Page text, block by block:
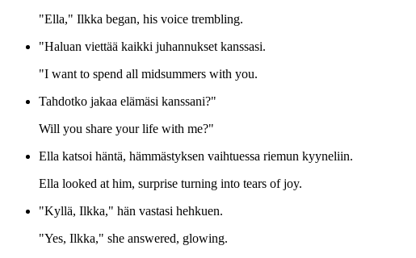
"Ella," Ilkka began, his voice trembling.
"Haluan viettää kaikki juhannukset kanssasi.
"I want to spend all midsummers with you.
Tahdotko jakaa elämäsi kanssani?"
Will you share your life with me?"
Ella katsoi häntä, hämmästyksen vaihtuessa riemun kyyneliin.
Ella looked at him, surprise turning into tears of joy.
"Kyllä, Ilkka," hän vastasi hehkuen.
"Yes, Ilkka," she answered, glowing.